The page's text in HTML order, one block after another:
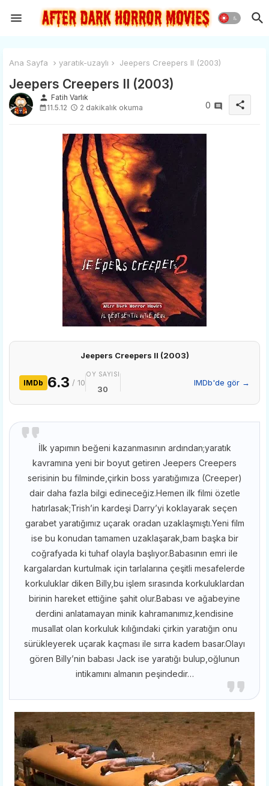
Ana Sayfa yaratık-uzaylı Jeepers Creepers II (2003)
Jeepers Creepers II (2003)
person Fatih Varlık
11.5.12
2 dakikalık okuma 0 share
Jeepers Creepers II (2003)
IMDb 6.3 / 10
OY SAYISI
30
IMDb'de gör →
İlk yapımın beğeni kazanmasının ardından;yaratık
kavramına yeni bir boyut getiren Jeepers Creepers
serisinin bu filminde,çirkin boss yaratığımıza (Creeper)
dair daha fazla bilgi edineceğiz.Hemen ilk filmi özetle
hatırlasak;Trish’in kardeşi Darry’yi koklayarak seçen
garabet yaratığımız uçarak oradan uzaklaşmıştı.Yeni film
ise bu konudan tamamen uzaklaşarak,bam başka bir
coğrafyada ki tuhaf olayla başlıyor.Babasının emri ile
kargalardan kurtulmak için tarlalarına çeşitli mesafelerde
korkuluklar diken Billy,bu işlem sırasında korkuluklardan
birinin hareket ettiğine şahit olur.Babası ve ağabeyine
derdini anlatamayan minik kahramanımız,kendisine
musallat olan korkuluk kılığındaki çirkin yaratığın onu
sürükleyerek uçarak kaçması ile sırra kadem basar.Olayı
gören Billy’nin babası Jack ise yaratığı bulup,oğlunun
intikamını almanın peşindedir…